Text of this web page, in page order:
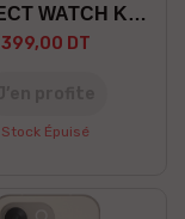
KIESLECT WATCH KR 3
399,00 DT
Stock Épuisé